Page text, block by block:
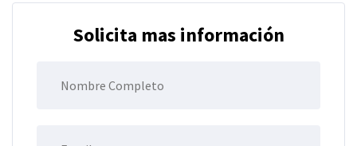
Solicita mas información